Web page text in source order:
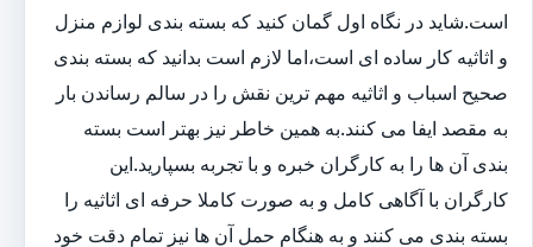
است.شاید در نگاه اول گمان کنید که بسته بندی لوازم منزل
و اثاثیه کار ساده ای است،اما لازم است بدانید که بسته بندی
صحیح اسباب و اثاثیه مهم ترین نقش را در سالم رساندن بار
به مقصد ایفا می کنند.به همین خاطر نیز بهتر است بسته
بندی آن ها را به کارگران خبره و با تجربه بسپارید.این
کارگران با آگاهی کامل و به صورت کاملا حرفه ای اثاثیه را
بسته بندی می کنند و به هنگام حمل آن ها نیز تمام دقت خود